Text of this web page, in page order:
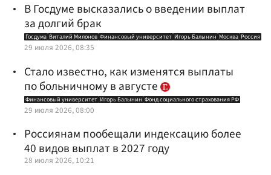
В Госдуме высказались о введении выплат
за долгий брак
Госдума Виталий Милонов Финансовый университет Игорь Балынин Москва Россия
29 июля 2026, 08:35
Стало известно, как изменятся выплаты
по больничному в августе
Финансовый университет Игорь Балынин Фонд социального страхования РФ
29 июля 2026, 08:00
Россиянам пообещали индексацию более
40 видов выплат в 2027 году
28 июля 2026, 10:21